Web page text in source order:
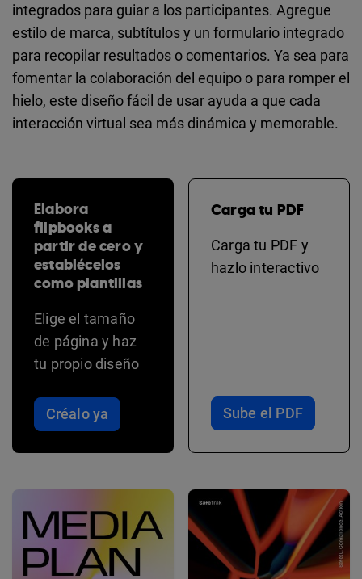
integrados para guiar a los participantes. Agregue
estilo de marca, subtítulos y un formulario integrado
para recopilar resultados o comentarios. Ya sea para
fomentar la colaboración del equipo o para romper el
hielo, este diseño fácil de usar ayuda a que cada
interacción virtual sea más dinámica y memorable.
Elabora
flipbooks a
partir de cero y
establécelos
como plantillas
Elige el tamaño
de página y haz
tu propio diseño
Créalo ya
Carga tu PDF
Carga tu PDF y
hazlo interactivo
Sube el PDF